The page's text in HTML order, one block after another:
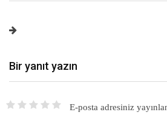
Bir yanıt yazın
E-posta adresiniz